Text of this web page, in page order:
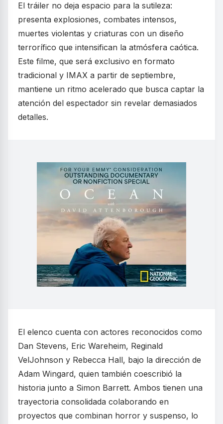
El tráiler no deja espacio para la sutileza:
presenta explosiones, combates intensos,
muertes violentas y criaturas con un diseño
terrorífico que intensifican la atmósfera caótica.
Este filme, que será exclusivo en formato
tradicional y IMAX a partir de septiembre,
mantiene un ritmo acelerado que busca captar la
atención del espectador sin revelar demasiados
detalles.
El elenco cuenta con actores reconocidos como
Dan Stevens, Eric Wareheim, Reginald
VelJohnson y Rebecca Hall, bajo la dirección de
Adam Wingard, quien también coescribió la
historia junto a Simon Barrett. Ambos tienen una
trayectoria consolidada colaborando en
proyectos que combinan horror y suspenso, lo